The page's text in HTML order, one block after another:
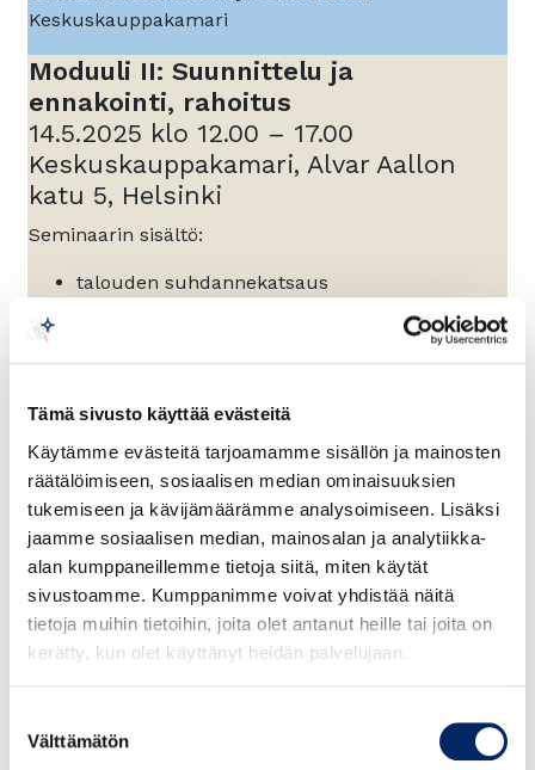
Tämä sivusto käyttää evästeitä
Käytämme evästeitä tarjoamamme sisällön ja mainosten
räätälöimiseen, sosiaalisen median ominaisuuksien
tukemiseen ja kävijämäärämme analysoimiseen. Lisäksi
jaamme sosiaalisen median, mainosalan ja analytiikka-
alan kumppaneillemme tietoja siitä, miten käytät
sivustoamme. Kumppanimme voivat yhdistää näitä
tietoja muihin tietoihin, joita olet antanut heille tai joita on
kerätty, kun olet käyttänyt heidän palvelujaan.
valinta
Välttämätön
Keskuskauppakamari
Moduuli II: Suunnittelu ja
ennakointi, rahoitus
14.5.2025 klo 12.00 – 17.00
Keskuskauppakamari, Alvar Aallon
katu 5, Helsinki
Seminaarin sisältö:
talouden suhdannekatsaus
budjetointi ja tulevaisuuden ennustaminen
rahoituksesta?
rahoituksen tunnuslukuja
investointilaskelmat
miten optimoida käyttöpääomaa
miten arvioida maksuvalmiutta,
kassanhallinta
yrityscase
Puhumassa mm.:
Rahoituksen professori Vesa Puttonen, Aalto-
Asiantuntija